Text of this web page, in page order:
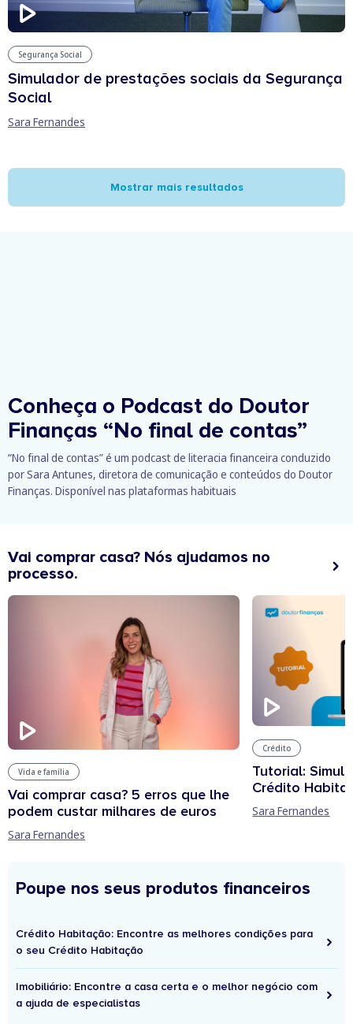
Segurança Social
Simulador de prestações sociais da Segurança
Social
Sara Fernandes
Mostrar mais resultados
Conheça o Podcast do Doutor
Finanças “No final de contas”
“No final de contas” é um podcast de literacia financeira conduzido
por Sara Antunes, diretora de comunicação e conteúdos do Doutor
Finanças. Disponível nas plataformas habituais
Vai comprar casa? Nós ajudamos no
processo.
Vida e família
Vai comprar casa? 5 erros que lhe
podem custar milhares de euros
Sara Fernandes
Crédito
Tutorial:
Crédito
Sara Fernandes
Poupe nos seus produtos financeiros
Crédito Habitação: Encontre as melhores condições para
o seu Crédito Habitação
Imobiliário: Encontre a casa certa e o melhor negócio com
a ajuda de especialistas